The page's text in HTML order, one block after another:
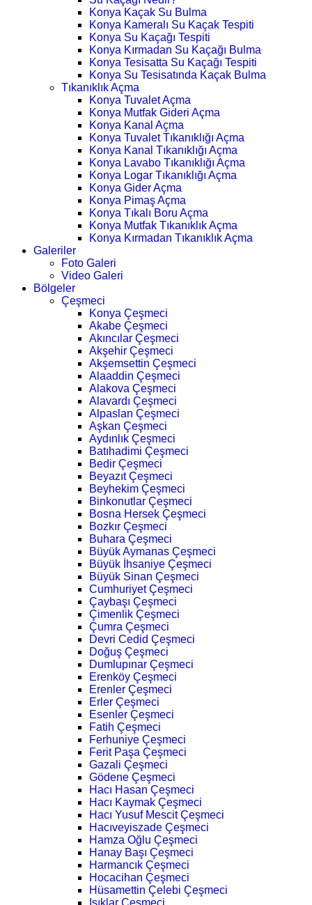
Konya Kaçak Su Bulma
Konya Kameralı Su Kaçak Tespiti
Konya Su Kaçağı Tespiti
Konya Kırmadan Su Kaçağı Bulma
Konya Tesisatta Su Kaçağı Tespiti
Konya Su Tesisatında Kaçak Bulma
Tıkanıklık Açma
Konya Tuvalet Açma
Konya Mutfak Gideri Açma
Konya Kanal Açma
Konya Tuvalet Tıkanıklığı Açma
Konya Kanal Tıkanıklığı Açma
Konya Lavabo Tıkanıklığı Açma
Konya Logar Tıkanıklığı Açma
Konya Gider Açma
Konya Pimaş Açma
Konya Tıkalı Boru Açma
Konya Mutfak Tıkanıklık Açma
Konya Kırmadan Tıkanıklık Açma
Galeriler
Foto Galeri
Video Galeri
Bölgeler
Çeşmeci
Konya Çeşmeci
Akabe Çeşmeci
Akıncılar Çeşmeci
Akşehir Çeşmeci
Akşemsettin Çeşmeci
Alaaddin Çeşmeci
Alakova Çeşmeci
Alavardı Çeşmeci
Alpaslan Çeşmeci
Aşkan Çeşmeci
Aydınlık Çeşmeci
Batıhadimi Çeşmeci
Bedir Çeşmeci
Beyazıt Çeşmeci
Beyhekim Çeşmeci
Binkonutlar Çeşmeci
Bosna Hersek Çeşmeci
Bozkır Çeşmeci
Buhara Çeşmeci
Büyük Aymanas Çeşmeci
Büyük İhsaniye Çeşmeci
Büyük Sinan Çeşmeci
Cumhuriyet Çeşmeci
Çaybaşı Çeşmeci
Çimenlik Çeşmeci
Çumra Çeşmeci
Devri Cedid Çeşmeci
Doğuş Çeşmeci
Dumlupınar Çeşmeci
Erenköy Çeşmeci
Erenler Çeşmeci
Erler Çeşmeci
Esenler Çeşmeci
Fatih Çeşmeci
Ferhuniye Çeşmeci
Ferit Paşa Çeşmeci
Gazali Çeşmeci
Gödene Çeşmeci
Hacı Hasan Çeşmeci
Hacı Kaymak Çeşmeci
Hacı Yusuf Mescit Çeşmeci
Hacıveyiszade Çeşmeci
Hamza Oğlu Çeşmeci
Hanay Başı Çeşmeci
Harmancık Çeşmeci
Hocacihan Çeşmeci
Hüsamettin Çelebi Çeşmeci